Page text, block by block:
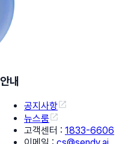
안내
공지사항
뉴스룸
고객센터 : 1833-6606